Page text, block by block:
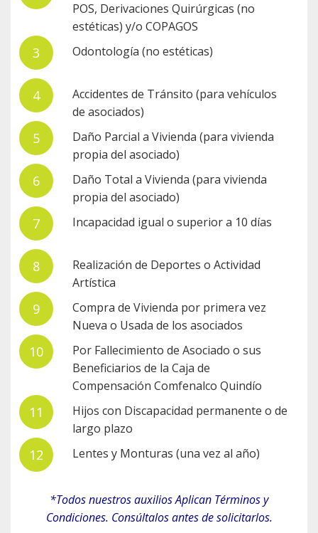
POS, Derivaciones Quirúrgicas (no
estéticas) y/o COPAGOS
Odontología (no estéticas)
Accidentes de Tránsito (para vehículos
de asociados)
Daño Parcial a Vivienda (para vivienda
propia del asociado)
Daño Total a Vivienda (para vivienda
propia del asociado)
Incapacidad igual o superior a 10 días
Realización de Deportes o Actividad
Artística
Compra de Vivienda por primera vez
Nueva o Usada de los asociados
Por Fallecimiento de Asociado o sus
Beneficiarios de la Caja de
Compensación Comfenalco Quindío
Hijos con Discapacidad permanente o de
largo plazo
Lentes y Monturas (una vez al año)
*Todos nuestros auxilios Aplican Términos y
Condiciones. Consúltalos antes de solicitarlos.